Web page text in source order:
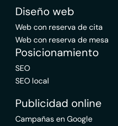
Diseño web
Web con reserva de cita
Web con reserva de mesa
Posicionamiento
SEO
SEO local
Publicidad online
Campañas en Google